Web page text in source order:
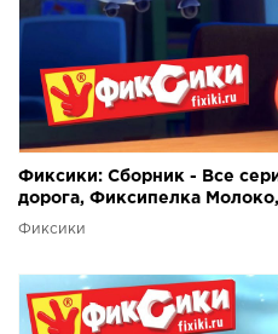
Фиксики: Сборник - Все
дорога, Фиксипелка
Фиксики